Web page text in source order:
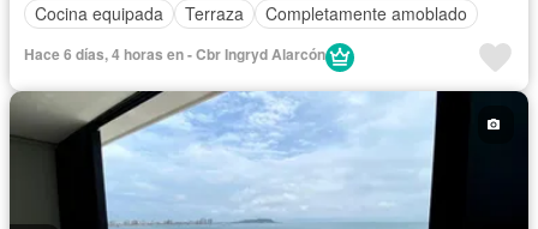
Cocina equipada
Terraza Completamente amoblado
Hace 6 días, 4 horas en - Cbr Ingryd Alarcón